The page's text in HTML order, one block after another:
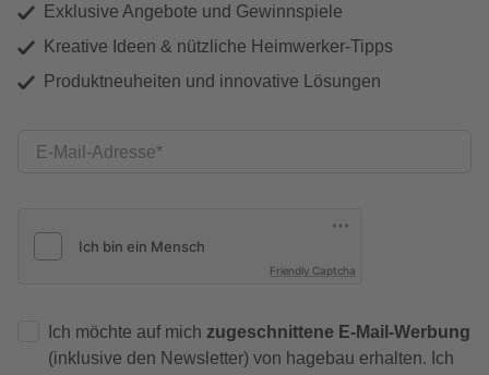
Exklusive Angebote und Gewinnspiele
Kreative Ideen & nützliche Heimwerker-Tipps
Produktneuheiten und innovative Lösungen
E-Mail-Adresse
Friendly Captcha
Ich möchte auf mich zugeschnittene E-Mail-Werbung
(inklusive den Newsletter) von hagebau erhalten. Ich